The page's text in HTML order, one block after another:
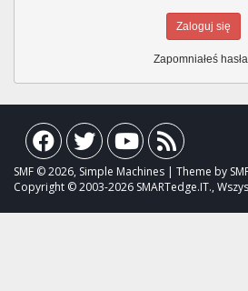
Zapomniałeś
SMF © 2026, Simple Machines | Theme by
Copyright © 2003-2026 SMARTedge.IT.,